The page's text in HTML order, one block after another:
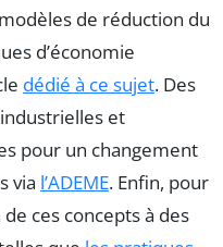
de réduction du
d’économie
dédié à ce sujet. Des
et
pour un changement
via l’ADEME. Enfin, pour
ces concepts à des